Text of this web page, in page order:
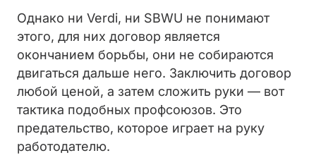
Однако ни Verdi, ни SBWU не понимают
этого, для них договор является
окончанием борьбы, они не собираются
двигаться дальше него. Заключить договор
любой ценой, а затем сложить руки — вот
тактика подобных профсоюзов. Это
предательство, которое играет на руку
работодателю.